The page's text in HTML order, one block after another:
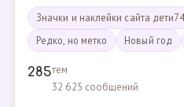
Значки и наклейки сайта
Редко, но метко
Новый год
285тем
32 625 сообщений